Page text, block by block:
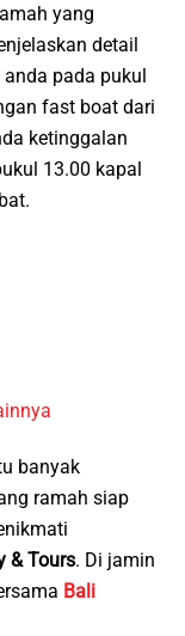
yang
detail
pada pukul
fast boat dari
ketinggalan
13.00 kapal
banyak
ramah siap
& Tours. Di jamin
Bali